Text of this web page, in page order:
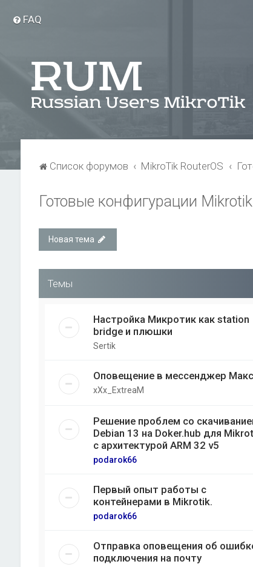
FAQ
Список форумов MikroTik RouterOS
Готовые конфигурации Mikrotik
Новая тема
Темы
Настройка Микротик как station
bridge и плюшки
Sertik
Оповещение в мессенджер Макс
xXx_ExtreaM
Решение проблем со
Debian 13 на Doker.hub для
с архитектурой ARM 32 v5
podarok66
Первый опыт работы с
контейнерами в Mikrotik.
podarok66
Отправка оповещения об
подключения на почту